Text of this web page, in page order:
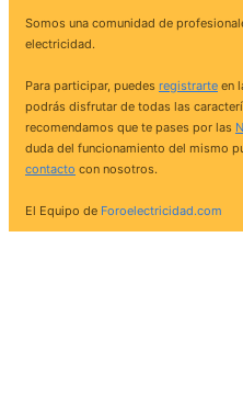
Somos una comunidad de
electricidad.
Para participar, puedes registrarte en
podrás disfrutar de todas las
recomendamos que te pases por las
duda del funcionamiento del mismo
contacto con nosotros.
El Equipo de Foroelectricidad.com